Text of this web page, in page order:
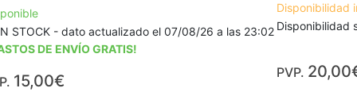
STOCK - dato actualizado el 07/08/26 a las 23:02
DE ENVÍO GRATIS!
15,00€
Disponibilidad
Disponibilidad
PVP.